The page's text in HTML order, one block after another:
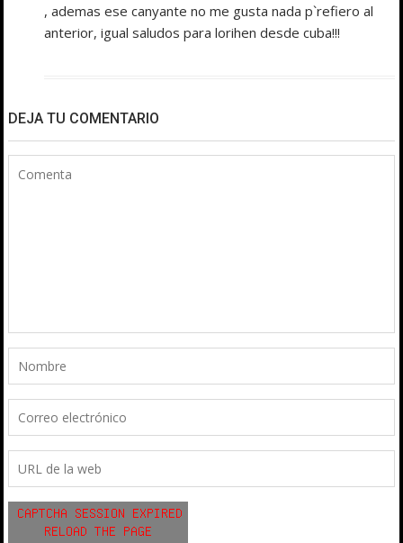
, ademas ese canyante no me gusta nada p`refiero al
anterior, igual saludos para lorihen desde cuba!!!
DEJA TU COMENTARIO